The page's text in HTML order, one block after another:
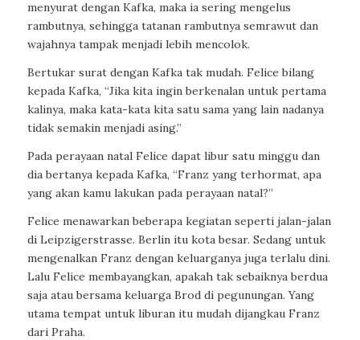
menyurat dengan Kafka, maka ia sering mengelus
rambutnya, sehingga tatanan rambutnya semrawut dan
wajahnya tampak menjadi lebih mencolok.
Bertukar surat dengan Kafka tak mudah. Felice bilang
kepada Kafka, “Jika kita ingin berkenalan untuk pertama
kalinya, maka kata-kata kita satu sama yang lain nadanya
tidak semakin menjadi asing.”
Pada perayaan natal Felice dapat libur satu minggu dan
dia bertanya kepada Kafka, “Franz yang terhormat, apa
yang akan kamu lakukan pada perayaan natal?”
Felice menawarkan beberapa kegiatan seperti jalan-jalan
di Leipzigerstrasse. Berlin itu kota besar. Sedang untuk
mengenalkan Franz dengan keluarganya juga terlalu dini.
Lalu Felice membayangkan, apakah tak sebaiknya berdua
saja atau bersama keluarga Brod di pegunungan. Yang
utama tempat untuk liburan itu mudah dijangkau Franz
dari Praha.